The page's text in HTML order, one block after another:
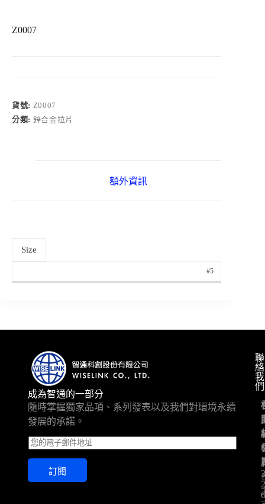
Z0007
貨號: Z0007
分類: 鋅合金拉片
額外資訊
Size
#5
成為智通的一部分
隨時掌握獨家品項、系列發表以及我們對環境永續
發展的承諾。
E
m
a
l
訂閱
聯
絡
我
們